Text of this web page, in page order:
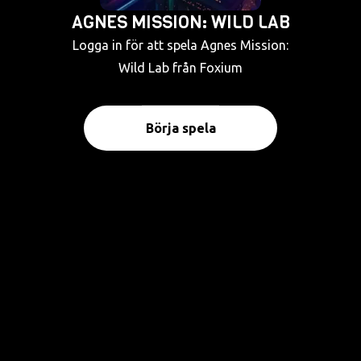
AGNES MISSION: WILD LAB
Logga in för att spela Agnes Mission:
Wild Lab från Foxium
Börja spela